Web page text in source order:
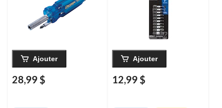
Ajouter
28,99 $
Ajouter
12,99 $